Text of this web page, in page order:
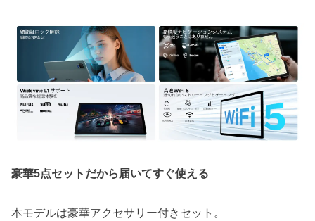
豪華5点セットだから届いてすぐ使える
本モデルは豪華アクセサリー付きセット。